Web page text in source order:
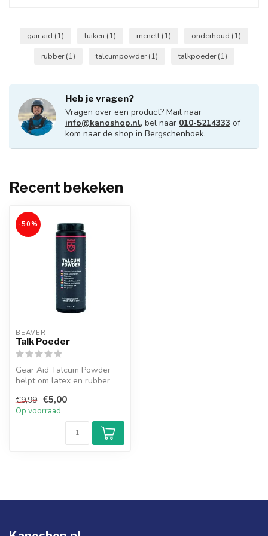
gair aid (1) luiken (1) mcnett (1) onderhoud (1)
rubber(1) talcumpowder(1) talkpoeder(1)
Heb je vragen?
Vragen over een product? Mail naar
info@kanoshop.nl, bel naar 010-5214333 of
kom naar de shop in Bergschenhoek.
Recent bekeken
-50%
BEAVER
Talk Poeder
Gear Aid Talcum Powder
helpt om latex en rubber
lopsla...
€9,99 €5,00
Op voorraad